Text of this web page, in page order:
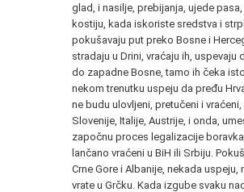
glad, i nasilje, prebijanja, ujede
kostiju, kada iskoriste sredstva i
pokušavaju put preko Bosne i
stradaju u Drini, vraćaju ih, uspevaju
do zapadne Bosne, tamo ih čeka
nekom trenutku uspeju da pređu
ne budu ulovljeni, pretučeni i
Slovenije, Italije, Austrije, i onda,
započnu proces legalizacije
lančano vraćeni u BiH ili Srbiju.
Crne Gore i Albanije, nekada uspeju,
vrate u Grčku. Kada izgube svaku